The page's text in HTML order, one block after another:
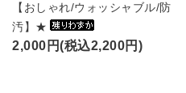
【おしゃれ/ウォッシャブル/防
汚】★
2,000円(税込2,200円)